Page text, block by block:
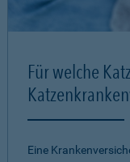
Für welche
Eine